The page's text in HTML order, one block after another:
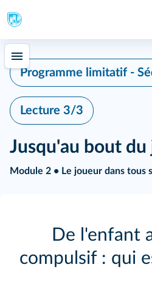
Programme limitatif -
Lecture 3/3
Jusqu'au bout du
Module 2 • Le joueur dans tous
De l'enfant
compulsif : qui